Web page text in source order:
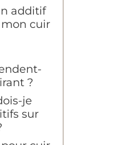
additif
cuir
?
je
sur